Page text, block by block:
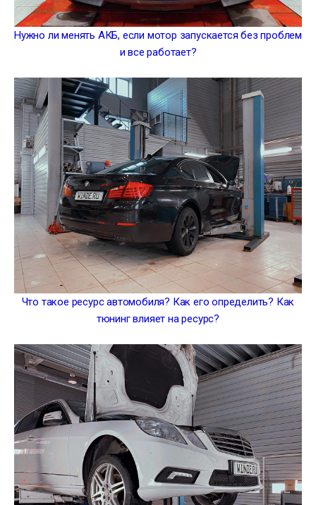
Нужно ли менять АКБ, если мотор запускается без проблем
и все работает?
Что такое ресурс автомобиля? Как его определить? Как
тюнинг влияет на ресурс?